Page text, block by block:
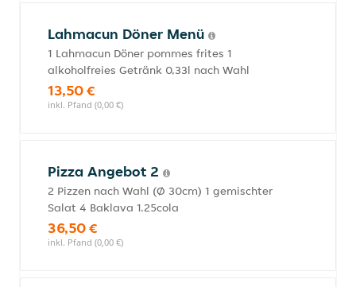
Lahmacun Döner Menü
1 Lahmacun Döner pommes frites 1
alkoholfreies Getränk 0,33l nach Wahl
13,50 €
inkl. Pfand (0,00 €)
Pizza Angebot 2
2 Pizzen nach Wahl (Ø 30cm) 1 gemischter
Salat 4 Baklava 1.25cola
36,50 €
inkl. Pfand (0,00 €)